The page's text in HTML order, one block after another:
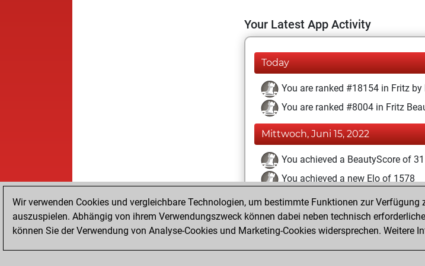
Your Latest App Activity
Today
You are ranked #18154 in Fritz by
You are ranked #8004 in Fritz
Mittwoch, Juni 15, 2022
You achieved a BeautyScore of 31
You achieved a new Elo of 1578
Montag, Juni 13, 2022
You created your Fritz account
Wir verwenden Cookies und vergleichbare Technologien, um bestimmte Funktionen zur
auszuspielen. Abhängig von ihrem Verwendungszweck können dabei neben technisch
können Sie der Verwendung von Analyse-Cookies und Marketing-Cookies widersprechen. Weitere